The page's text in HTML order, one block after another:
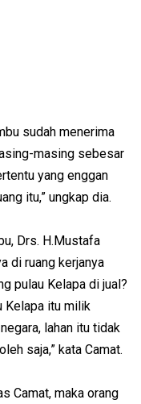
sudah menerima
masing sebesar
yang enggan
itu,” ungkap dia.
Drs. H.Mustafa
di ruang kerjanya
pulau Kelapa di jual?
Kelapa itu milik
lahan itu tidak
saja,” kata Camat.
Camat, maka orang